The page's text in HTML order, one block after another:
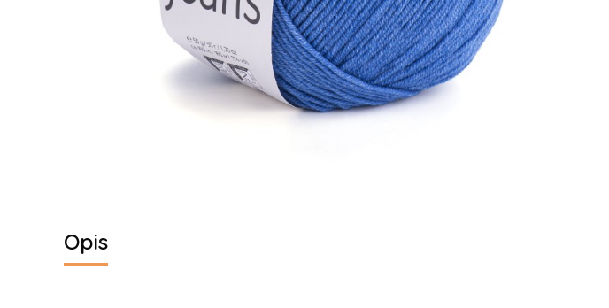
Opis